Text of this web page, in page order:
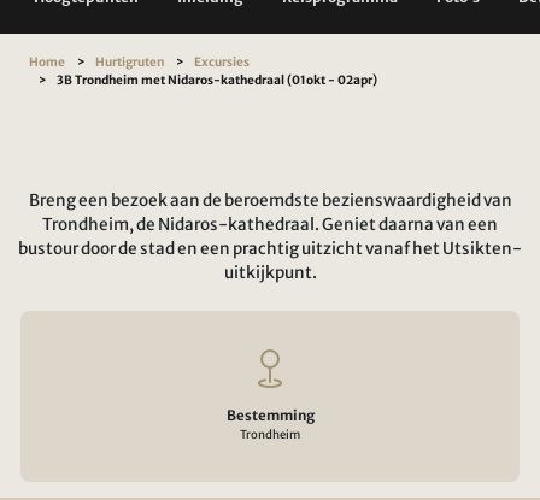
Home Hurtigruten
Excursies
3B Trondheim met Nidaros-kathedraal (01okt - 02apr)
Breng een bezoek aan de beroemdste bezienswaardigheid van
Trondheim, de Nidaros-kathedraal. Geniet daarna van een
bustour door de stad en een prachtig uitzicht vanaf het Utsikten-
uitkijkpunt.
Bestemming
Trondheim